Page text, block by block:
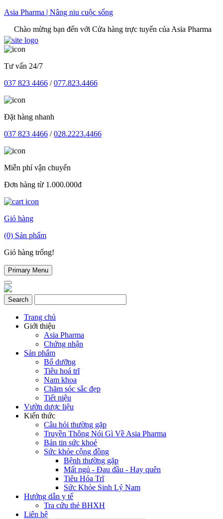
Skip
content
Asia Pharma | Nâng niu cuộc sống
mừng bạn đến với Cửa hàng trực tuyến của Asia Pharma
Tư vấn 24/7
037 823 4466 /077.823.4466
Đặt hàng nhanh
037 823 4466 /028.2223.4466
Miễn phí vận chuyển
Đơn hàng từ 1.000.000đ
Giỏ hàng
(0) Sản phẩm
Giỏ hàng trống!
Primary Menu
Trang chủ
Giới thiệu
Asia Pharma
Chứng nhận
Sản phẩm
Bổ dưỡng
Tiêu hoá trĩ
Nam khoa
Chăm sóc sắc đẹp
Tiết niệu
Vườn dược liệu
Kiến thức
Câu hỏi thường gặp
Truyền Thông Nói Gì Về Asia Pharma
Bản tin sức khoẻ
Sức khỏe cộng đồng
Bệnh thường gặp
Mất ngủ - Đau đầu - Hay quên
Tiêu Hóa Trĩ
Sức Khỏe Sinh Lý Nam
Hướng dẫn y tế
Tra cứu thẻ BHXH
Liên hệ